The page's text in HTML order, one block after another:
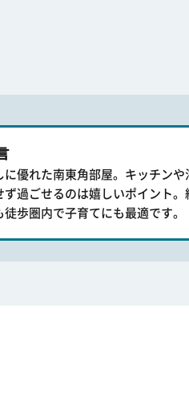
に優れた南東角部屋。キッチン
ず過ごせるのは嬉しいポイント
歩圏内で子育てにも最適です。